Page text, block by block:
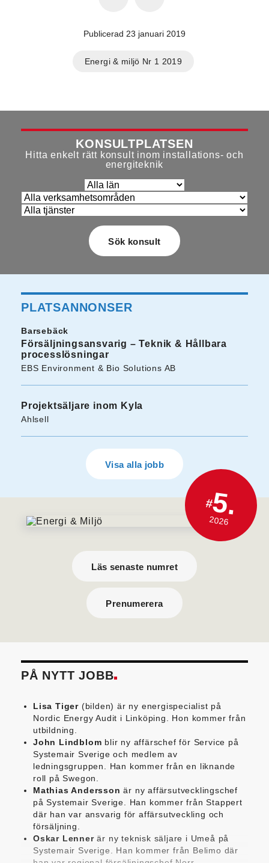
Publicerad 23 januari 2019
Energi & miljö Nr 1 2019
KONSULTPLATSEN
Hitta enkelt rätt konsult inom installations- och
energiteknik
PLATSANNONSER
Barsebäck
Försäljningsansvarig – Teknik & Hållbara
processlösningar
EBS Environment & Bio Solutions AB
Projektsäljare inom Kyla
Ahlsell
Visa alla jobb
#5.
2026
Läs senaste numret
Prenumerera
PÅ NYTT JOBB
Lisa Tiger (bilden) är ny energispecialist på
Nordic Energy Audit i Linköping. Hon kommer från
utbildning.
John Lindblom blir ny affärschef för Service på
Systemair Sverige och medlem av
ledningsgruppen. Han kommer från en liknande
roll på Swegon.
Mathias Andersson är ny affärsutvecklingschef
på Systemair Sverige. Han kommer från Stappert
där han var ansvarig för affärsutveckling och
försäljning.
Oskar Lennerär ny teknisk säljare i Umeå på
Systemair Sverige. Han kommer från Belimo där